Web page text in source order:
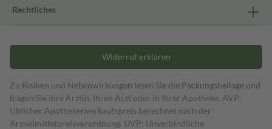
Rechtliches
Widerruf erklären
Zu Risiken und Nebenwirkungen lesen Sie die Packungsbeilage und
fragen Sie Ihre Ärztin, Ihren Arzt oder in Ihrer Apotheke. AVP:
Üblicher Apothekenverkaufspreis berechnet nach der
Arzneimittelpreisverordnung. UVP: Unverbindliche